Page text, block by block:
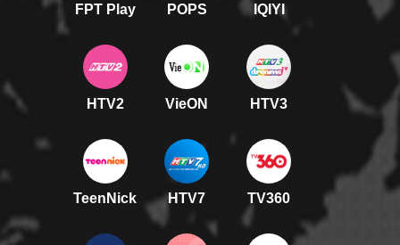
FPT Play POPS IQIYI
HTV2 VieON HTV3
TeenNick HTV7 TV360